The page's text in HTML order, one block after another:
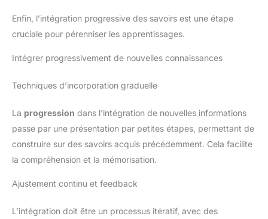
Enfin, l’intégration progressive des savoirs est une étape
cruciale pour pérenniser les apprentissages.
Intégrer progressivement de nouvelles connaissances
Techniques d’incorporation graduelle
La progression dans l’intégration de nouvelles informations
passe par une présentation par petites étapes, permettant de
construire sur des savoirs acquis précédemment. Cela facilite
la compréhension et la mémorisation.
Ajustement continu et feedback
L’intégration doit être un processus itératif, avec des